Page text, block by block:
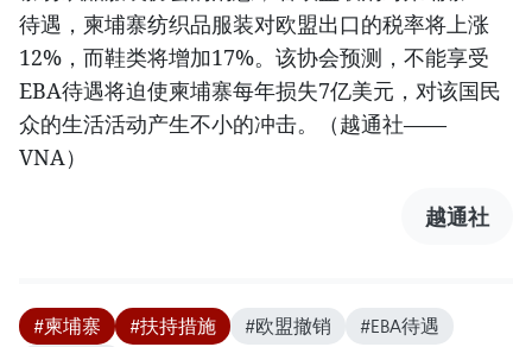
待遇，柬埔寨纺织品服装对欧盟出口的税率将上涨
12%，而鞋类将增加17%。该协会预测，不能享受
EBA待遇将迫使柬埔寨每年损失7亿美元，对该国民
众的生活活动产生不小的冲击。（越通社——
VNA）
越通社
#柬埔寨 #扶持措施 #欧盟撤销
#EBA待遇